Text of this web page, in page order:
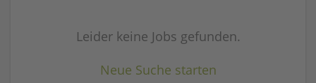
Leider keine Jobs gefunden.
Neue Suche starten